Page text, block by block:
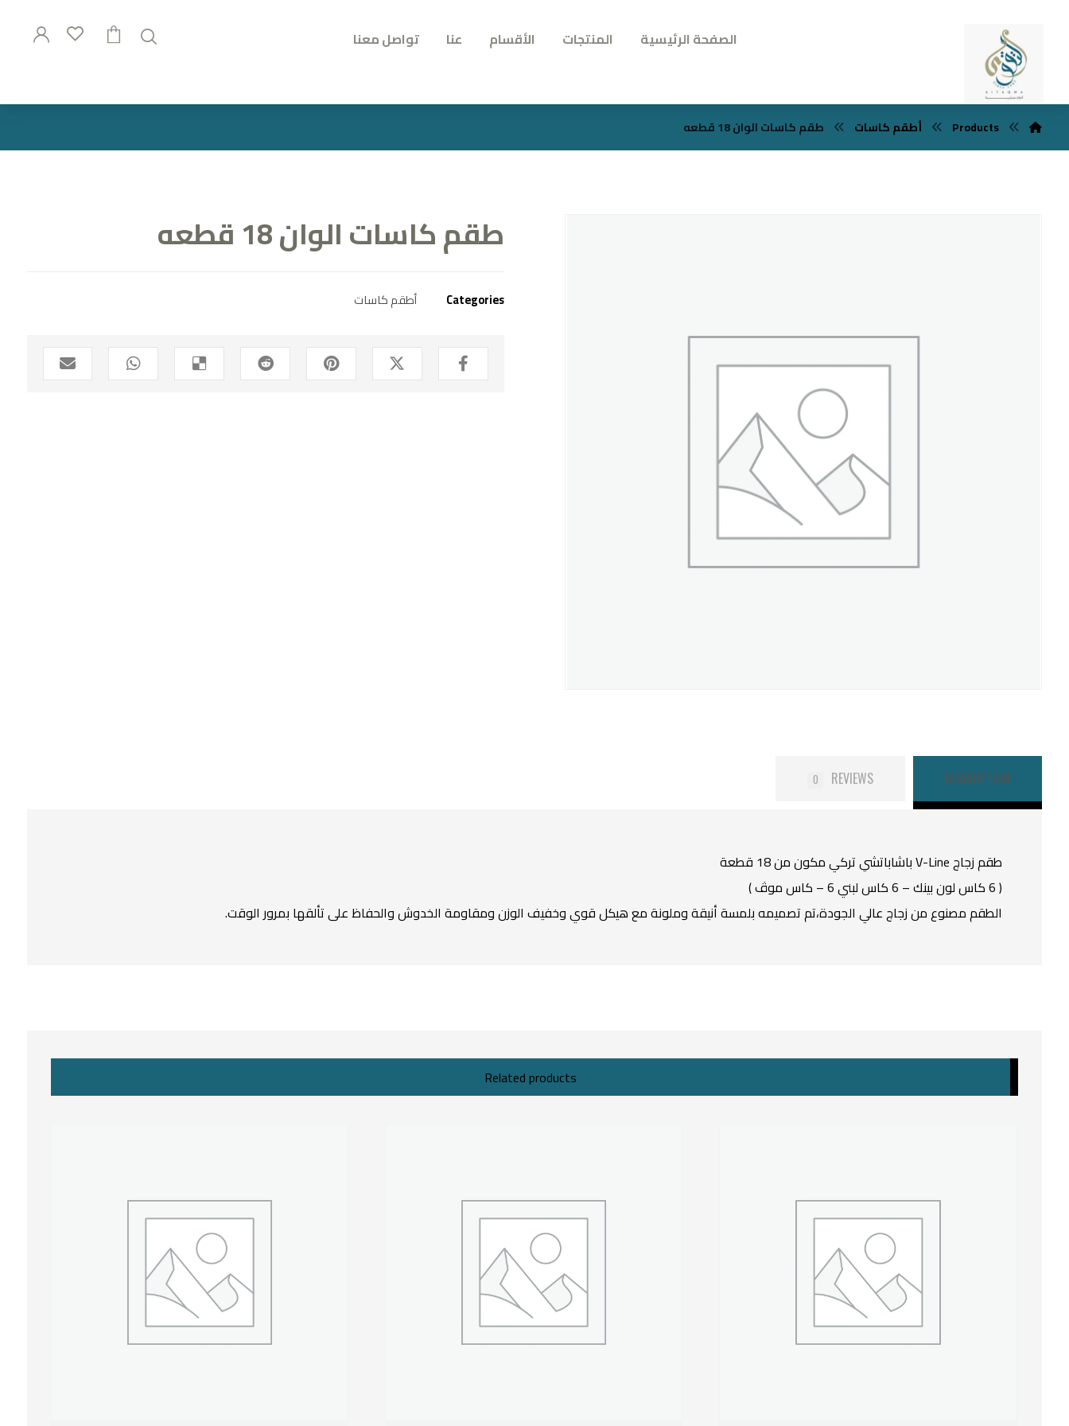
الصفحة الرئيسية المنتجات الأقسام عنا تواصل معنا
Products أطقم كاسات طقم كاسات الوان 18 قطعه
طقم كاسات الوان 18 قطعه
Categories أطقم كاسات
DESCRIPTION
REVIEWS
0
طقم زجاج V-Line باشاباتشي تركي مكون من 18 قطعة
( 6 كاس لون بينك – 6 كاس لبني 6 – كاس موڤ )
الطقم مصنوع من زجاج عالي الجودة،تم تصميمه بلمسة أنيقة وملونة مع هيكل قوي وخفيف الوزن ومقاومة الخدوش والحفاظ على تألقها بمرور الوقت.
Related products